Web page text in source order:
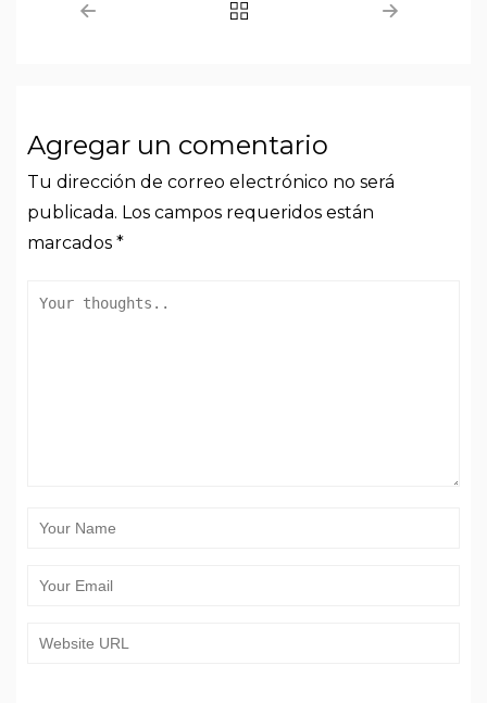
Agregar un comentario
Tu dirección de correo electrónico no será
publicada. Los campos requeridos están
marcados *